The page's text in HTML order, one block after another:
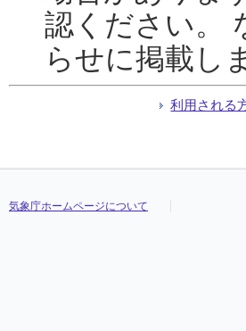
認ください。
らせに掲載し
利用される
気象庁ホームページについて